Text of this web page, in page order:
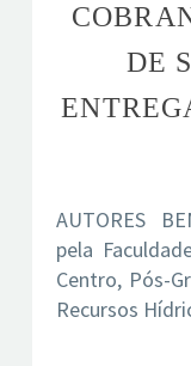
DE
AUTORES
pela
Centro, Pós-
Recursos